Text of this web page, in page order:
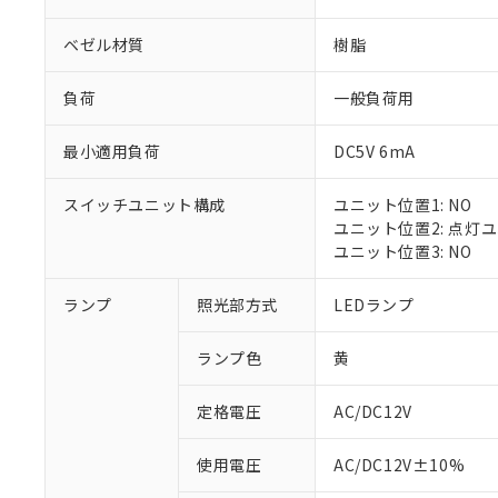
ベゼル材質 樹脂
負荷 一般負荷用
最小適用負荷 DC5V 6mA
スイッチユニット構成
ユニット位置1: NO
ユニット位置2: 点灯
ユニット位置3: NO
ランプ 照光部方式 LEDランプ
ランプ色 黄
定格電圧 AC/DC12V
使用電圧 AC/DC12V±10%
ご利用条件
※1 対応状況
調査・確認中：
非該当品：ライセ
仕入先様の事情に
があります。
※1 中国